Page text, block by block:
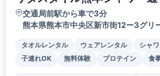
交通局前駅から車で3分
熊本県熊本市中央区新市街12ー3グリ
タオルレンタル ウェアレンタル シャ
子連れOK
無料体験 プロテイン 食